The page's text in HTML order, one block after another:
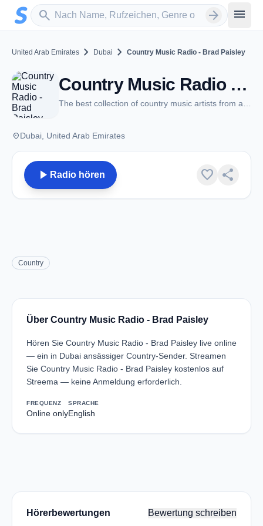
Zum Hauptinhalt springen
search
Sender suchen arrow_forward menu
United Arab Emirates chevron_right Dubai chevron_right Country Music Radio - Brad Paisley
Country Music Radio - Brad Paisley - Dubai
placeDubai, United Arab Emirates
play_arrow Radio hören favorite share
Country
Über Country Music Radio - Brad Paisley
Hören Sie Country Music Radio - Brad Paisley live online
— ein in Dubai ansässiger Country-Sender. Streamen
Sie Country Music Radio - Brad Paisley kostenlos auf
Streema — keine Anmeldung erforderlich.
FREQUENZ
Online only
SPRACHE
English
Hörerbewertungen Bewertung schreiben